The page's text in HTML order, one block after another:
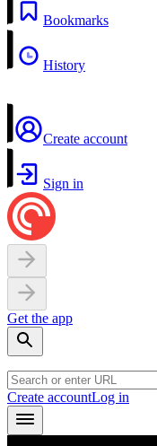
Bookmarks
History
Create account
Sign in
Get the app
Create accountLog in